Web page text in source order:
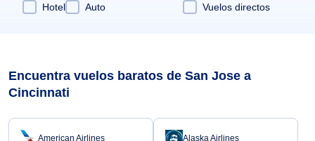
Hotel
Auto Vuelos directos
Encuentra vuelos baratos de San Jose a
Cincinnati
American Airlines Alaska Airlines